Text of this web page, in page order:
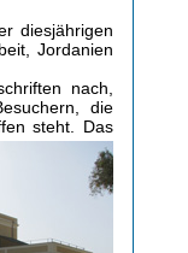
diesjährigen
Jordanien
nach,
die
steht. Das